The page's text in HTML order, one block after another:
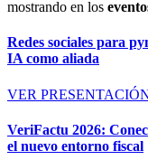
mostrando en los
Redes sociales para
IA como aliada
VER
VeriFactu 2026:
el nuevo entorno fiscal